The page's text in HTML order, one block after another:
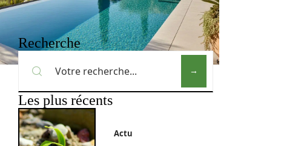
Recherche
Les plus récents
Actu